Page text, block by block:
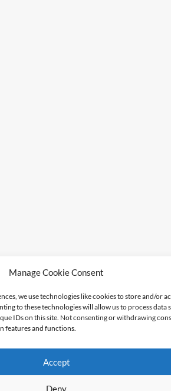
Manage Cookie Consent
we use technologies like cookies to store and/or
to these technologies will allow us to process data
IDs on this site. Not consenting or withdrawing
features and functions.
Accept
Deny